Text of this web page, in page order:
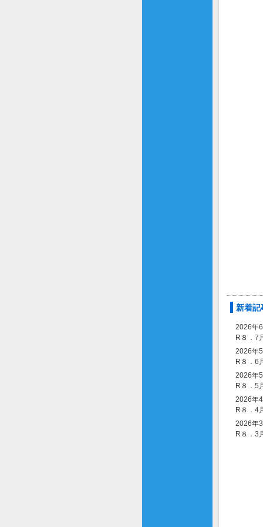
新着記
2026年
R８．7
2026年
R８．6
2026年
R８．5
2026年
R８．4
2026年
R８．3